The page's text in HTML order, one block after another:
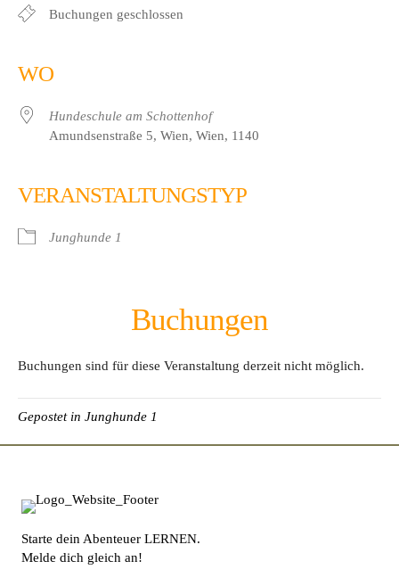
Buchungen geschlossen
WO
Hundeschule am Schottenhof
Amundsenstraße 5, Wien, Wien, 1140
VERANSTALTUNGSTYP
Junghunde 1
Buchungen
Buchungen sind für diese Veranstaltung derzeit nicht möglich.
Gepostet in Junghunde 1
Starte dein Abenteuer LERNEN.
Melde dich gleich an!